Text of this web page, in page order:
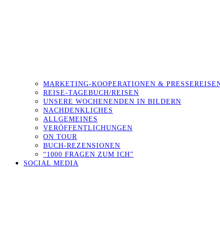
MARKETING-KOOPERATIONEN &
REISE-TAGEBUCH/REISEN
UNSERE WOCHENENDEN IN BILDERN
NACHDENKLICHES
ALLGEMEINES
VERÖFFENTLICHUNGEN
ON TOUR
BUCH-REZENSIONEN
“1000 FRAGEN ZUM ICH”
SOCIAL MEDIA